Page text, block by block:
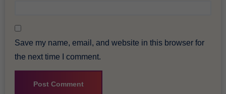
Save my name, email, and website in this browser for
the next time I comment.